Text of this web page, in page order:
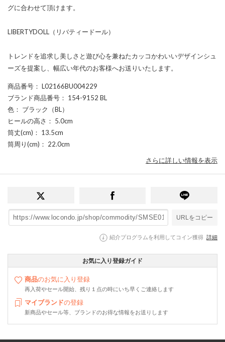
グに合わせて頂けます。
LIBERTYDOLL（リバティードール）
トレンドを追求し美しさと遊び心を兼ねたカッコかわいいデザインシュ
ーズを提案し、幅広い年代のお客様へお送りいたします。
商品番号 ： L02166BU004229
ブランド商品番号 ： 154-9152 BL
色 ： ブラック（BL）
ヒールの高さ ： 5.0cm
筒丈(cm) ： 13.5cm
筒周り(cm) ： 22.0cm
さらに詳しい情報を表示
URLをコピー
紹介プログラムを利用してコイン獲得 詳細
お気に入り登録ガイド
商品のお気に入り登録
再入荷やセール開始、残り１点の時にいち早くご連絡します
マイブランドの登録
新商品やセール等、ブランドのお得な情報をお送りします